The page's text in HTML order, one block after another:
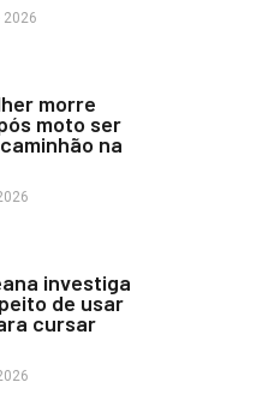
2026
morre
moto ser
na
investiga
de usar
cursar